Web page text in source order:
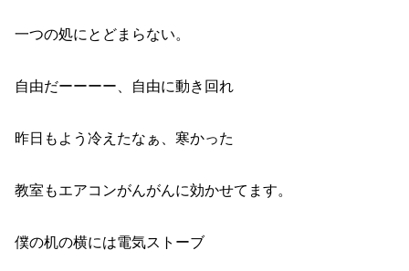
一つの処にとどまらない。
自由だーーーー、自由に動き回れ
昨日もよう冷えたなぁ、寒かった
教室もエアコンがんがんに効かせてます。
僕の机の横には電気ストーブ